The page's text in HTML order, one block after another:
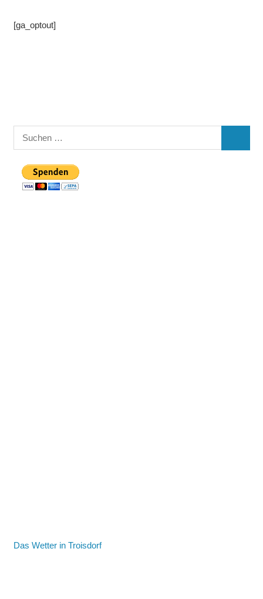
[ga_optout]
Suchen
nach:
Das Wetter in Troisdorf